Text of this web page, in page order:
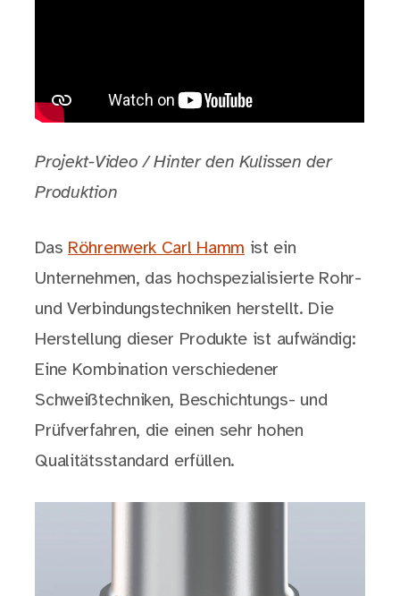
Projekt-Video / Hinter den Kulissen der
Produktion
Das Röhrenwerk Carl Hamm ist ein
Unternehmen, das hochspezialisierte Rohr-
und Verbindungstechniken herstellt. Die
Herstellung dieser Produkte ist aufwändig:
Eine Kombination verschiedener
Schweißtechniken, Beschichtungs- und
Prüfverfahren, die einen sehr hohen
Qualitätsstandard erfüllen.